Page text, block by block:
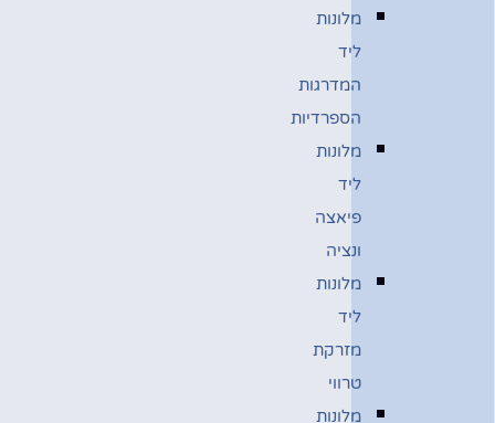
מלונות
ליד
המדרגות
הספרדיות
מלונות
ליד
פיאצה
ונציה
מלונות
ליד
מזרקת
טרווי
מלונות